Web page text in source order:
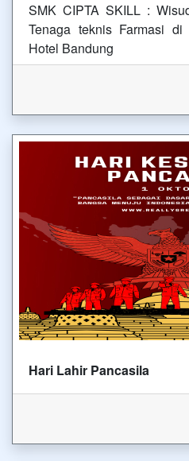
SMK CIPTA SKILL :
Tenaga teknis Farmasi
Hotel Bandung
Hari Lahir Pancasila